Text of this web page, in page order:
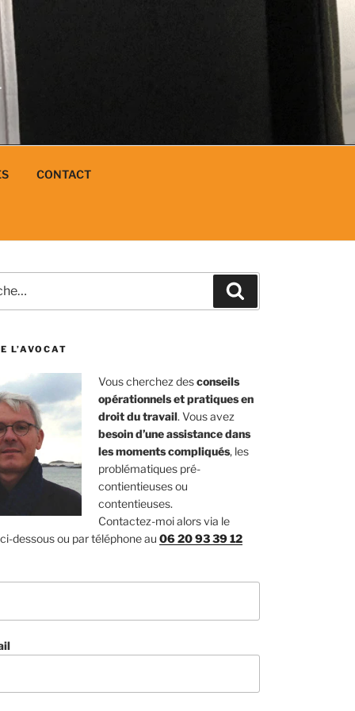
CONTACT
L’AVOCAT
Vous cherchez desconseils
opérationnels et pratiques en
droit du travail. Vous avez
besoin d’une assistance dans
les moments compliqués, les
problématiques pré-
contientieuses ou
contentieuses.
Contactez-moi alors via le
dessous ou par téléphone au 06 20 93 39 12